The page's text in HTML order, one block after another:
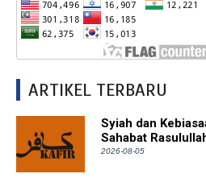
ARTIKEL TERBARU
Syiah dan
Sahabat
2026-08-05